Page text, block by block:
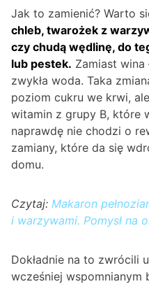
Jak to zamienić? Warto
chleb, twarożek z
czy chudą wędlinę, do
lub pestek. Zamiast
zwykła woda. Taka
poziom cukru we krwi,
witamin z grupy B, które
naprawdę nie chodzi o
zamiany, które da się
domu.
Czytaj: Makaron
i warzywami. Pomysł na
Dokładnie na to zwrócili
wcześniej wspomnianym